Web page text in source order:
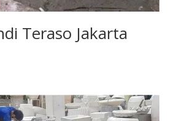
Teraso Jakarta